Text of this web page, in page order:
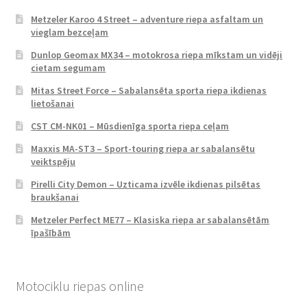
Metzeler Karoo 4 Street – adventure riepa asfaltam un
vieglam bezceļam
Dunlop Geomax MX34 – motokrosa riepa mīkstam un vidēji
cietam segumam
Mitas Street Force – Sabalansēta sporta riepa ikdienas
lietošanai
CST CM-NK01 – Mūsdienīga sporta riepa ceļam
Maxxis MA-ST3 – Sport-touring riepa ar sabalansētu
veiktspēju
Pirelli City Demon – Uzticama izvēle ikdienas pilsētas
braukšanai
Metzeler Perfect ME77 – Klasiska riepa ar sabalansētām
īpašībām
Motociklu riepas online